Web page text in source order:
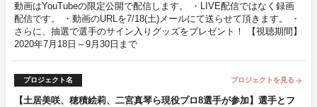
動画はYouTubeの限定公開で配信します。 ・LIVE配信ではなく録画
配信です。 ・動画のURLを7/18(土)メールにて送らせて頂きます。 ・
さらに、抽選で選手のサイン入りグッズをプレゼント！ 【視聴期間】
2020年7月18日～9月30日まで
プロジェクト名 プロジェクトを見る arrow_forward
【土居美咲、穂積絵莉、二宮真琴ら現役プロ8選手が参加】選手とフ